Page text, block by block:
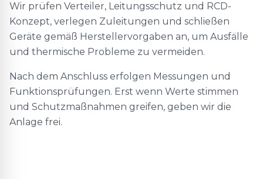
Wir prüfen Verteiler, Leitungsschutz und RCD-
Konzept, verlegen Zuleitungen und schließen
Geräte gemäß Herstellervorgaben an, um Ausfälle
und thermische Probleme zu vermeiden.
Nach dem Anschluss erfolgen Messungen und
Funktionsprüfungen. Erst wenn Werte stimmen
und Schutzmaßnahmen greifen, geben wir die
Anlage frei.